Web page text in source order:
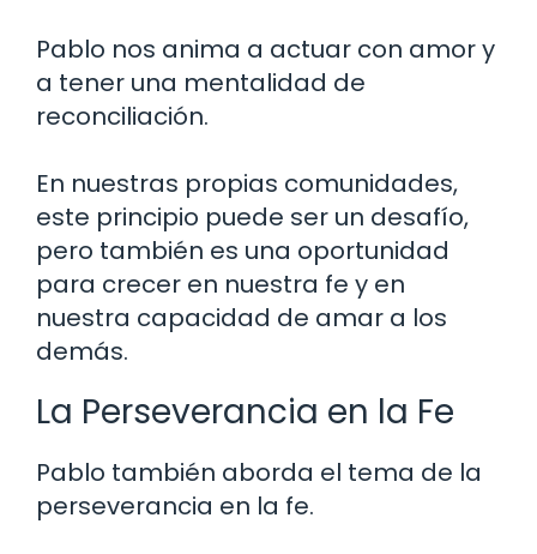
Pablo nos anima a actuar con amor y
a tener una mentalidad de
reconciliación.
En nuestras propias comunidades,
este principio puede ser un desafío,
pero también es una oportunidad
para crecer en nuestra fe y en
nuestra capacidad de amar a los
demás.
La Perseverancia en la Fe
Pablo también aborda el tema de la
perseverancia en la fe.